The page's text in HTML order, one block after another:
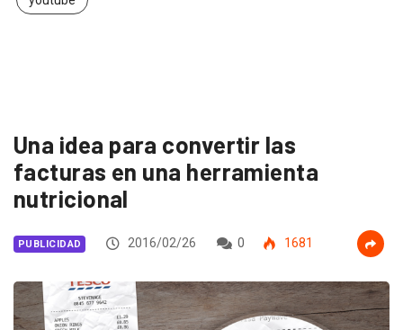
Una idea para convertir las
facturas en una herramienta
nutricional
PUBLICIDAD 2016/02/26 0 1681